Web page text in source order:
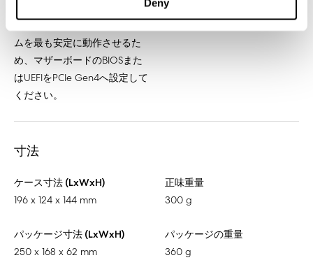
Deny
ムを最も安定に動作させるた
め、マザーボードのBIOSまた
はUEFIをPCIe Gen4へ設定して
ください。
寸法
ケース寸法 (LxWxH)
196 x 124 x 144 mm
正味重量
300 g
パッケージ寸法 (LxWxH)
250 x 168 x 62 mm
パッケージの重量
360 g